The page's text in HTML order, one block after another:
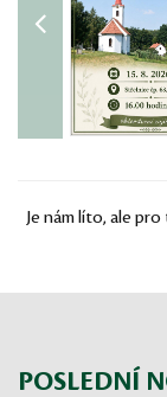
Je nám líto, ale
POSLEDNÍ